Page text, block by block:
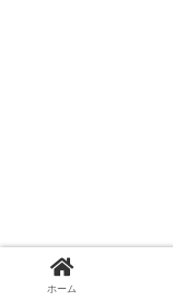
ホーム